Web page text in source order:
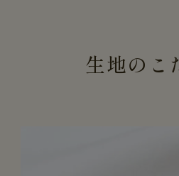
生地のこ